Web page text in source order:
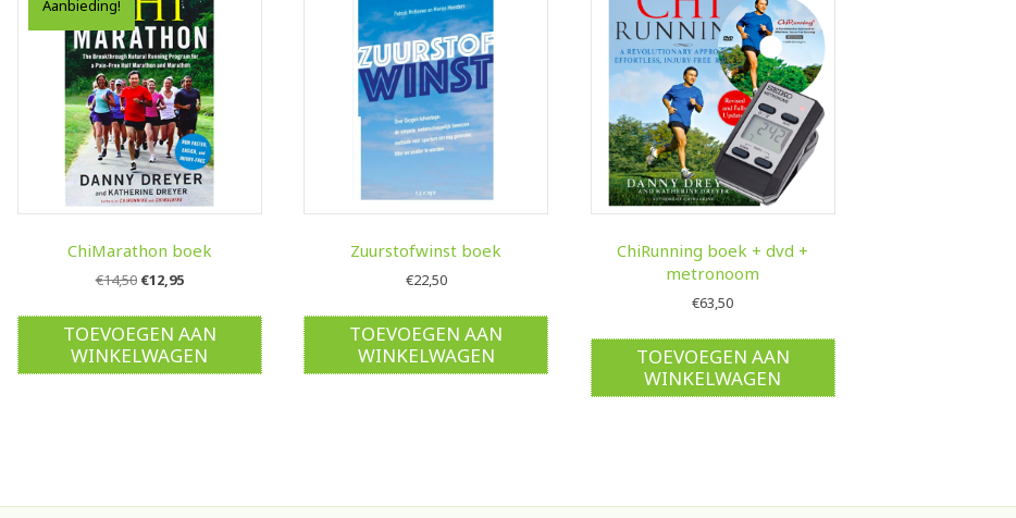
Aanbieding!
ChiMarathon boek
€14,50 Oorspronkelijke
was:
€14,50.
€12,95Huidige
is:
€12,95.
TOEVOEGEN AAN
WINKELWAGEN
Zuurstofwinst boek
€22,50
TOEVOEGEN AAN
WINKELWAGEN
ChiRunning boek + dvd +
metronoom
€63,50
TOEVOEGEN AAN
WINKELWAGEN